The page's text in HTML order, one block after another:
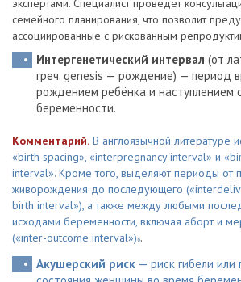
экспертами. Специалист проведёт
семейного планирования, что позволит
ассоциированные с рискованным
Интергенетический интервал (от
греч. genesis — рождение) — период
рождением ребёнка и наступлением
беременности.
Комментарий. В англоязычной литературе
«birth spacing», «interpregnancy interval» и
interval». Кроме того, выделяют периоды от
живорождения до последующего
birth interval»), а также между любыми
исходами беременности, включая аборт и
(«inter-outcome interval»)6.
Акушерский риск — риск гибели или